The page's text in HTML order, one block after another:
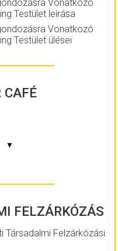
Vonatkozó
Testület leírása
Vonatkozó
Testület ülései
CAFÉ
▼
FELZÁRKÓZÁS
Társadalmi Felzárkózási